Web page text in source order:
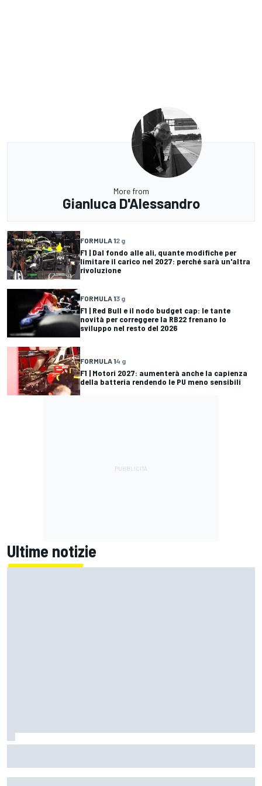
More from
Gianluca D'Alessandro
FORMULA 12 g
F1 | Dal fondo alle ali, quante modifiche per
limitare il carico nel 2027: perché sarà un'altra
rivoluzione
FORMULA 13 g
F1 | Red Bull e il nodo budget cap: le tante
novità per correggere la RB22 frenano lo
sviluppo nel resto del 2026
FORMULA 14 g
F1 | Motori 2027: aumenterà anche la capienza
della batteria rendendo le PU meno sensibili
Ultime notizie